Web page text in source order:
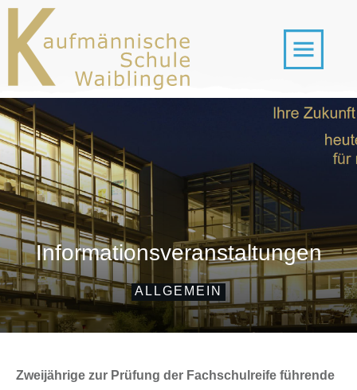
Informationsveranstaltungen
ALLGEMEIN
Zweijährige zur Prüfung der Fachschulreife führende